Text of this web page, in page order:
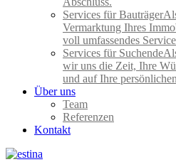
Services für Bauträger
Vermarktung Ihres
voll umfassendes
Services für Suchende
wir uns die Zeit, Ihre
und auf Ihre
Über uns
Team
Referenzen
Kontakt